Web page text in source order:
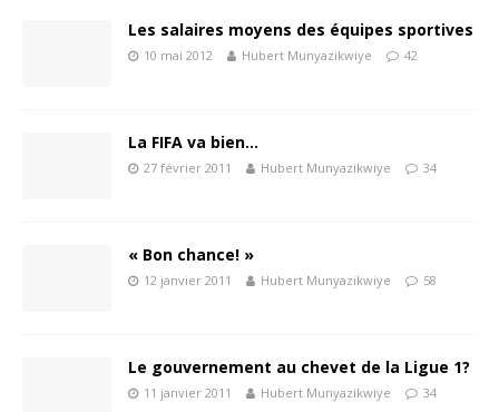
Les salaires moyens des équipes sportives
10 mai 2012 Hubert Munyazikwiye 42
La FIFA va bien…
27 février 2011 Hubert Munyazikwiye 34
« Bon chance! »
12 janvier 2011 Hubert Munyazikwiye 58
Le gouvernement au chevet de la Ligue 1?
11 janvier 2011 Hubert Munyazikwiye 34